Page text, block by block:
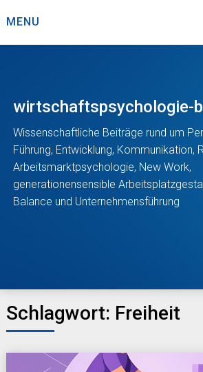
toMENU
wirtschaftspsychologie-
Wissenschaftliche Beiträge rund um
Führung, Entwicklung, Kommunikation,
Arbeitsmarktpsychologie, New Work,
generationensensible
Balance und Unternehmensführung
Schlagwort: Freiheit